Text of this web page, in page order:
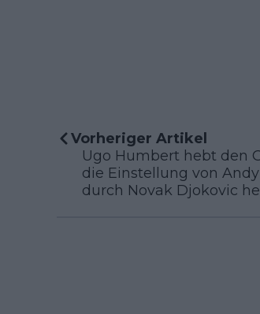
Vorheriger Artikel
Ugo Humbert hebt den
die Einstellung von
durch Novak Djokovic